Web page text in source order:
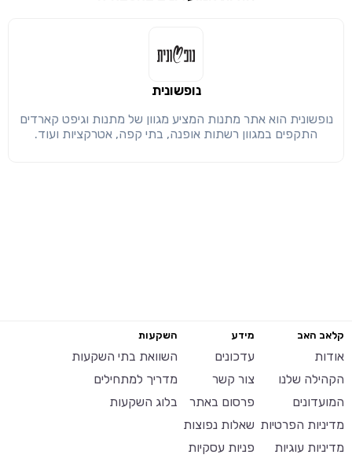
מימוש הטבה זו ניתן רק לחברי
נופשונית
נופשונית הוא אתר מתנות המציע מגוון של מתנות וגיפט קארדים
התקפים במגוון רשתות אופנה, בתי קפה, אטרקציות ועוד.
קלאב האב
אודות
הקהילה שלנו
המועדונים
מדיניות הפרטיות
מדיניות עוגיות
מידע
עדכונים
צור קשר
פרסום באתר
שאלות נפוצות
פניות עסקיות
השקעות
השוואת בתי השקעות
מדריך למתחילים
בלוג השקעות